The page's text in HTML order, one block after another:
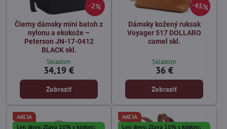
2%
Čierny dámsky mini batoh z
nylonu a ekokože –
Peterson JN-17-0412
BLACK skl.
Skladom
34,19 €
Zobraziť
45%
Dámsky kožený ruksak
Voyager 517 DOLLARO
camel skl.
Skladom
36 €
Zobraziť
AKCIA
Len dnes: Zľava 10% s kódom:
AKCIA
Len dnes: Zľava 10% s kódom: